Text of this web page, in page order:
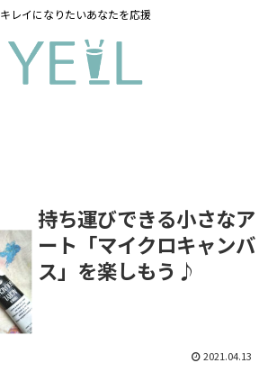
キレイになりたいあなたを応援
持ち運びできる小さなア
ート「マイクロキャンバ
ス」を楽しもう♪
2021.04.13